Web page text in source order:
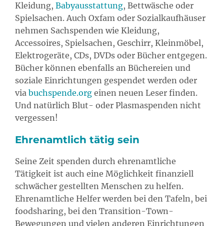
Kleidung, Babyausstattung, Bettwäsche oder
Spielsachen. Auch Oxfam oder Sozialkaufhäuser
nehmen Sachspenden wie Kleidung,
Accessoires, Spielsachen, Geschirr, Kleinmöbel,
Elektrogeräte, CDs, DVDs oder Bücher entgegen.
Bücher können ebenfalls an Büchereien und
soziale Einrichtungen gespendet werden oder
via buchspende.org einen neuen Leser finden.
Und natürlich Blut- oder Plasmaspenden nicht
vergessen!
Ehrenamtlich tätig sein
Seine Zeit spenden durch ehrenamtliche
Tätigkeit ist auch eine Möglichkeit finanziell
schwächer gestellten Menschen zu helfen.
Ehrenamtliche Helfer werden bei den Tafeln, bei
foodsharing, bei den Transition-Town-
Bewegungen und vielen anderen Einrichtungen